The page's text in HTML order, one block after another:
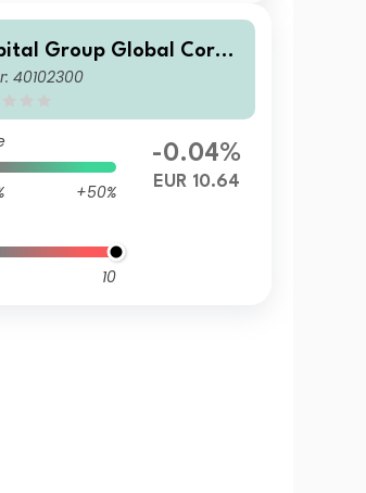
Group Global Corpo
Bond Fund (LUX) B
40102300
+50%
10
-0.04%
EUR 10.64